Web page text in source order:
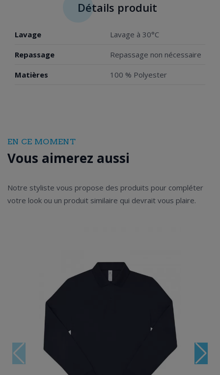
Détails produit
Lavage Lavage à 30°C
Repassage Repassage non nécessaire
Matières 100 % Polyester
EN CE MOMENT
Vous aimerez aussi
Notre styliste vous propose des produits pour compléter
votre look ou un produit similaire qui devrait vous plaire.